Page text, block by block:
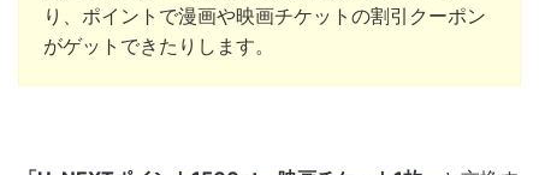
り、ポイントで漫画や映画チケットの割引クーポン
がゲットできたりします。